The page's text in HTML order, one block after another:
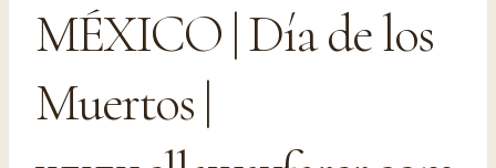
MÉXICO | Día de los
Muertos |